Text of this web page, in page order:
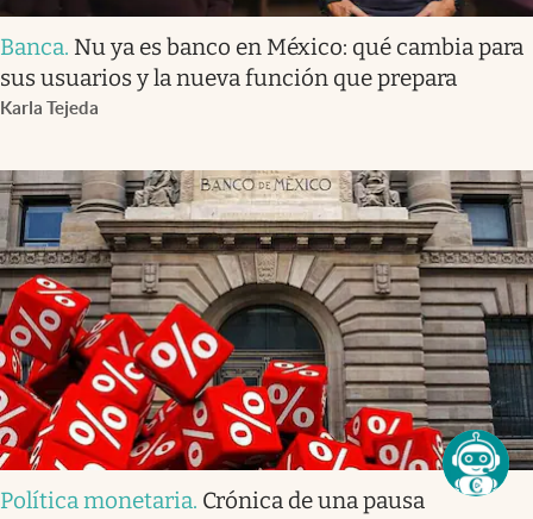
Banca. Nu ya es banco en México: qué cambia para
sus usuarios y la nueva función que prepara
Karla Tejeda
Política monetaria. Crónica de una pausa